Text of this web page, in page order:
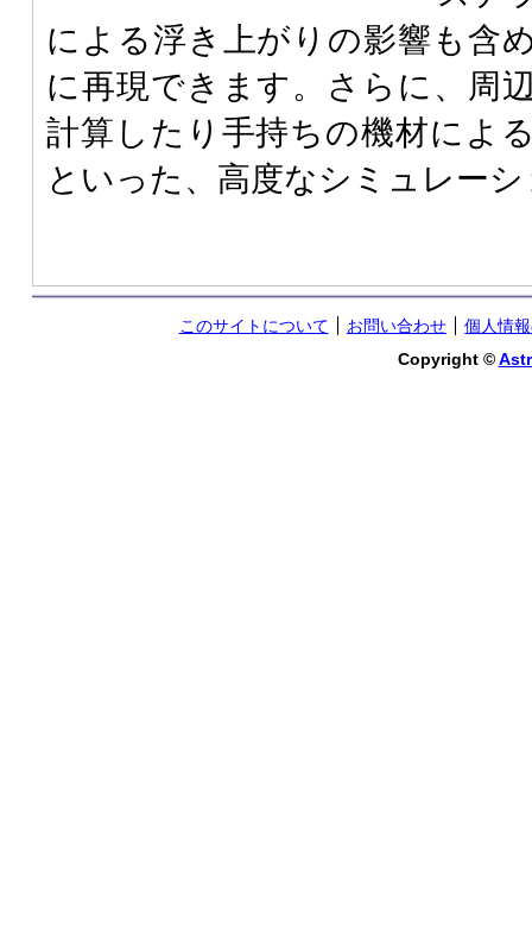
による浮き上がりの影響も含
に再現できます。さらに、周
計算したり手持ちの機材によ
といった、高度なシミュレー
このサイトについて お問い合わせ
個人情
Copyright ©